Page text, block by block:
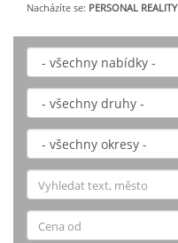
Nacházíte se: PERSONAL REALITY